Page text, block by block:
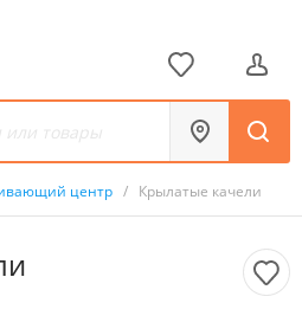
центр / Крылатые качели